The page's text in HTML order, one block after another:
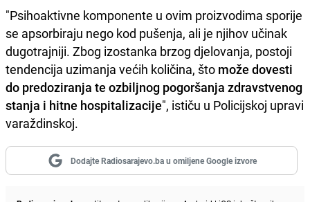
"Psihoaktivne komponente u ovim proizvodima sporije
se apsorbiraju nego kod pušenja, ali je njihov učinak
dugotrajniji. Zbog izostanka brzog djelovanja, postoji
tendencija uzimanja većih količina, što može dovesti
do predoziranja te ozbiljnog pogoršanja zdravstvenog
stanja i hitne hospitalizacije", ističu u Policijskoj upravi
varaždinskoj.
Dodajte Radiosarajevo.ba u omiljene Google izvore